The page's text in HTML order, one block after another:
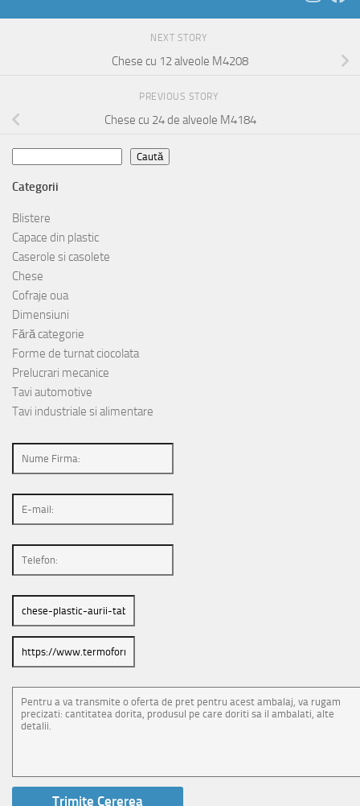
NEXT STORY
Chese cu 12 alveole M4208
PREVIOUS STORY
Chese cu 24 de alveole M4184
Caută
Categorii
Blistere
Capace din plastic
Caserole si casolete
Chese
Cofraje oua
Dimensiuni
Fără categorie
Forme de turnat ciocolata
Prelucrari mecanice
Tavi automotive
Tavi industriale si alimentare